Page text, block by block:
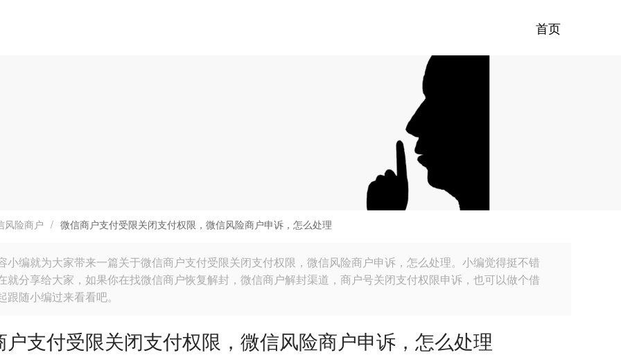
首页
风险商户 / 微信商户支付受限关闭支付权限，微信风险商户申诉，怎么处理
小编就为大家带来一篇关于微信商户支付受限关闭支付权限，微信风险商户申诉，怎么处理。小编觉得挺不错
就分享给大家，如果你在找微信商户恢复解封，微信商户解封渠道，商户号关闭支付权限申诉，也可以做个借
跟随小编过来看看吧。
户支付受限关闭支付权限，微信风险商户申诉，怎么处理